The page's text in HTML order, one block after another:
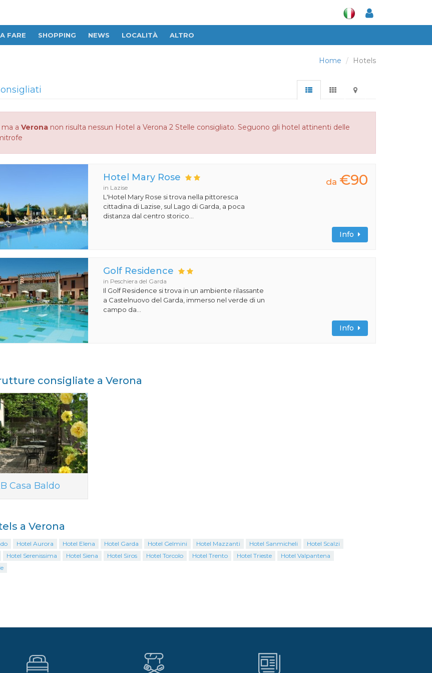
FARE SHOPPING NEWS LOCALITÀ ALTRO
Home Hotels
a Veronanon risulta nessun Hotel a Verona 2 Stelle consigliato. Seguono gli hotel attinenti delle
Hotel Mary Rose
in Lazise
L'Hotel Mary Rose si trova nella pittoresca
cittadina di Lazise, sul Lago di Garda, a poca
distanza dal centro storico...
da €90
Info
Golf Residence
in Peschiera del Garda
Il Golf Residence si trova in un ambiente rilassante
a Castelnuovo del Garda, immerso nel verde di un
campo da...
Info
consigliate a Verona
Casa Baldo
a Verona
Hotel Aurora Hotel Elena Hotel Garda Hotel Gelmini Hotel Mazzanti Hotel Sanmicheli
Hotel Scalzi
Hotel Serenissima Hotel Siena Hotel Siros Hotel Torcolo Hotel Trento Hotel Trieste
Hotel Valpantena